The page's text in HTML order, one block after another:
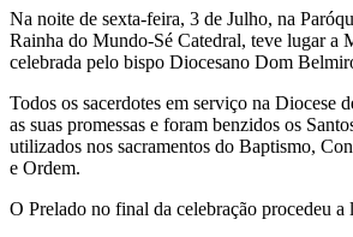
Na noite de sexta-feira, 3 de Julho, na
Rainha do Mundo-Sé Catedral, teve lugar a
celebrada pelo bispo Diocesano Dom
Todos os sacerdotes em serviço na Diocese
as suas promessas e foram benzidos os
utilizados nos sacramentos do Baptismo,
e Ordem.
O Prelado no final da celebração procedeu a